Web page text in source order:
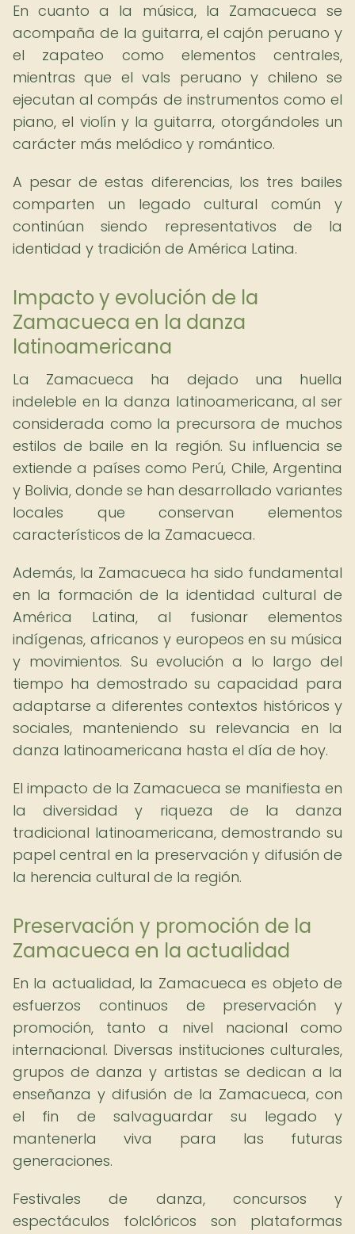
En cuanto a la música, la Zamacueca se
acompaña de la guitarra, el cajón peruano y
el zapateo como elementos centrales,
mientras que el vals peruano y chileno se
ejecutan al compás de instrumentos como el
piano, el violín y la guitarra, otorgándoles un
carácter más melódico y romántico.
A pesar de estas diferencias, los tres bailes
comparten un legado cultural común y
continúan siendo representativos de la
identidad y tradición de América Latina.
Impacto y evolución de la
Zamacueca en la danza
latinoamericana
La Zamacueca ha dejado una huella
indeleble en la danza latinoamericana, al ser
considerada como la precursora de muchos
estilos de baile en la región. Su influencia se
extiende a países como Perú, Chile, Argentina
y Bolivia, donde se han desarrollado variantes
locales que conservan elementos
característicos de la Zamacueca.
Además, la Zamacueca ha sido fundamental
en la formación de la identidad cultural de
América Latina, al fusionar elementos
indígenas, africanos y europeos en su música
y movimientos. Su evolución a lo largo del
tiempo ha demostrado su capacidad para
adaptarse a diferentes contextos históricos y
sociales, manteniendo su relevancia en la
danza latinoamericana hasta el día de hoy.
El impacto de la Zamacueca se manifiesta en
la diversidad y riqueza de la danza
tradicional latinoamericana, demostrando su
papel central en la preservación y difusión de
la herencia cultural de la región.
Preservación y promoción de la
Zamacueca en la actualidad
En la actualidad, la Zamacueca es objeto de
esfuerzos continuos de preservación y
promoción, tanto a nivel nacional como
internacional. Diversas instituciones culturales,
grupos de danza y artistas se dedican a la
enseñanza y difusión de la Zamacueca, con
el fin de salvaguardar su legado y
mantenerla viva para las futuras
generaciones.
Festivales de danza, concursos y
espectáculos folclóricos son plataformas